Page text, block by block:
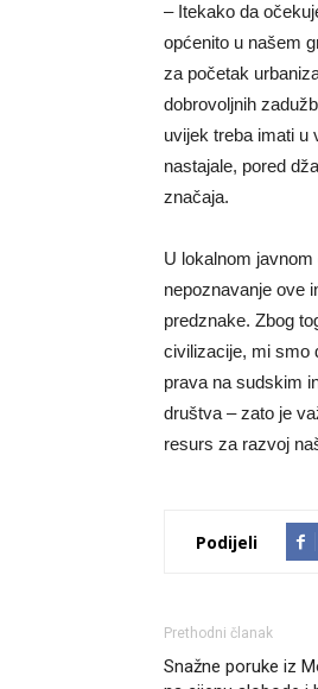
– Itekako da
općenito u našem
za početak
dobrovoljnih
uvijek treba imati u
nastajale, pored
značaja.
U lokalnom
nepoznavanje ove
predznake. Zbog
civilizacije, mi smo
prava na sudskim
društva – zato je
resurs za razvoj
Podijeli
Prethodni članak
Snažne poruke iz